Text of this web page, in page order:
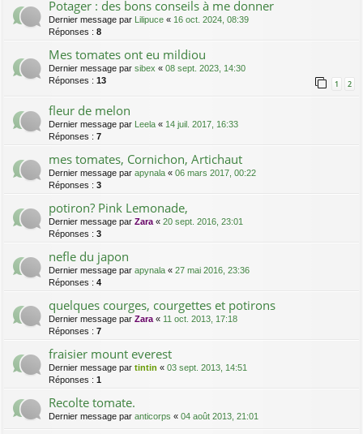
Potager : des bons conseils à me donner
Dernier message par Lilipuce « 16 oct. 2024, 08:39
Réponses : 8
Mes tomates ont eu mildiou
Dernier message par sibex « 08 sept. 2023, 14:30
Réponses : 13 1 2
fleur de melon
Dernier message par Leela « 14 juil. 2017, 16:33
Réponses : 7
mes tomates, Cornichon, Artichaut
Dernier message par apynala « 06 mars 2017, 00:22
Réponses : 3
potiron? Pink Lemonade,
Dernier message par Zara « 20 sept. 2016, 23:01
Réponses : 3
nefle du japon
Dernier message par apynala « 27 mai 2016, 23:36
Réponses : 4
quelques courges, courgettes et potirons
Dernier message par Zara « 11 oct. 2013, 17:18
Réponses : 7
fraisier mount everest
Dernier message par tintin « 03 sept. 2013, 14:51
Réponses : 1
Recolte tomate.
Dernier message par anticorps « 04 août 2013, 21:01